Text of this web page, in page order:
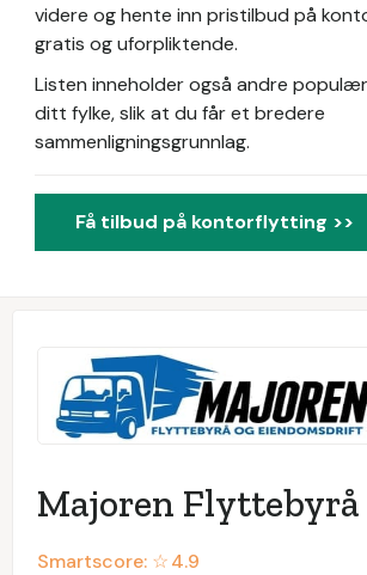
videre og hente inn pristilbud på
gratis og uforpliktende.
Listen inneholder også andre
ditt fylke, slik at du får et bredere
sammenligningsgrunnlag.
Få tilbud på kontorflytting >>
Majoren Flyttebyrå
Smartscore: ☆4.9